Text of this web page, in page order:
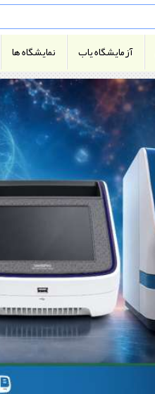
آزمایشگاه یاب نمایشگاه ها